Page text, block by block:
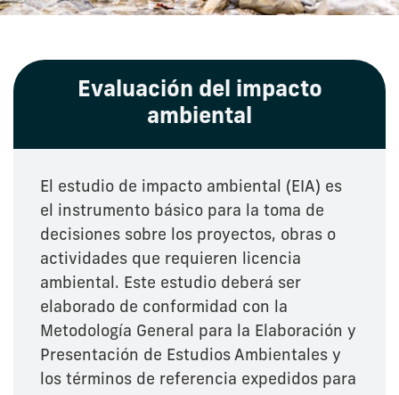
Evaluación del impacto
ambiental
El estudio de impacto ambiental (EIA) es
el instrumento básico para la toma de
decisiones sobre los proyectos, obras o
actividades que requieren licencia
ambiental. Este estudio deberá ser
elaborado de conformidad con la
Metodología General para la Elaboración y
Presentación de Estudios Ambientales y
los términos de referencia expedidos para